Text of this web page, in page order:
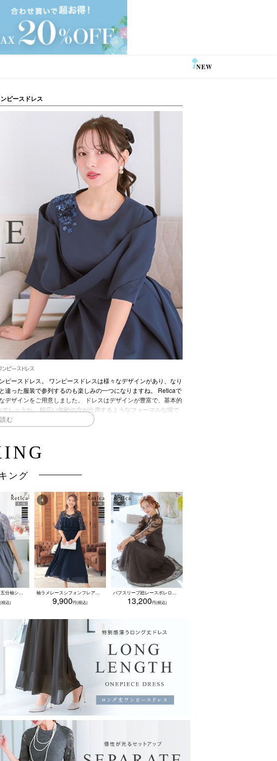
NEW
ピースドレス
ピースドレス
ースドレス。 ワンピースドレスは様々なデザインがあり、なり
った服装で参列するのも楽しみの一つになりますね。 Reticaで
ザインをご用意しました。 ドレスはデザインが豊富で、基本的
しょうか。 幅広い年齢の方が出席するようなフォーマルな場で
ランやホテルでのパーティー、入卒式、式典など様々なシーンで
下のドレスコードです。 昼は露出を控えたドレス・夜は華やか
、また、袖ありのものを選んでいただき露出しすぎないようにし
いでしょう。 ノースリーブスタイルの場合はボレロやショール
ング
レース切替デザイン五分袖シフォンフレアロングスカートパーティードレス (Sサイズ～5Lサイズ) 袖ラメレースシフォンフレアロングパーティードレス (Sサイズ～5Lサイズ)
9,900 13,200